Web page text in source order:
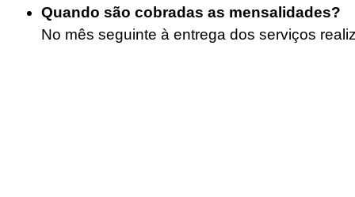
Quando são cobradas as mensalidades?
No mês seguinte à entrega dos serviços